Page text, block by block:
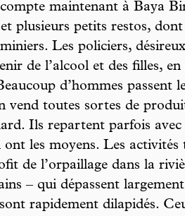
maintenant à Baya
plusieurs petits restos,
Les policiers,
de l’alcool et des filles, en
d’hommes passent
vend toutes sortes de
Ils repartent parfois avec
ont les moyens. Les
de l’orpaillage dans la
– qui dépassent
rapidement dilapidés.